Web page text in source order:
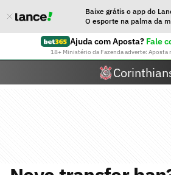
Baixe grátis o app do
O esporte na palma da
Ajuda com Aposta? Fale
18+ Ministério da Fazenda adverte: Aposta